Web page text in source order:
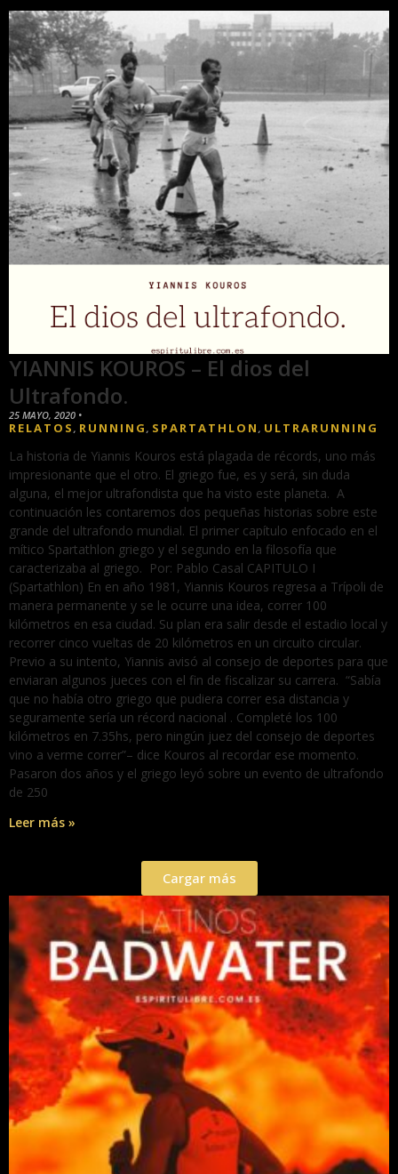
YIANNIS KOUROS – El dios del
Ultrafondo.
25 MAYO, 2020 •
RELATOS , RUNNING , SPARTATHLON , ULTRARUNNING
La historia de Yiannis Kouros está plagada de récords, uno más
impresionante que el otro. El griego fue, es y será, sin duda
alguna, el mejor ultrafondista que ha visto este planeta. A
continuación les contaremos dos pequeñas historias sobre este
grande del ultrafondo mundial. El primer capítulo enfocado en el
mítico Spartathlon griego y el segundo en la filosofía que
caracterizaba al griego. Por: Pablo Casal CAPITULO I
(Spartathlon) En en año 1981, Yiannis Kouros regresa a Trípoli de
manera permanente y se le ocurre una idea, correr 100
kilómetros en esa ciudad. Su plan era salir desde el estadio local y
recorrer cinco vueltas de 20 kilómetros en un circuito circular.
Previo a su intento, Yiannis avisó al consejo de deportes para que
enviaran algunos jueces con el fin de fiscalizar su carrera. “Sabía
que no había otro griego que pudiera correr esa distancia y
seguramente sería un récord nacional . Completé los 100
kilómetros en 7.35hs, pero ningún juez del consejo de deportes
vino a verme correr”– dice Kouros al recordar ese momento.
Pasaron dos años y el griego leyó sobre un evento de ultrafondo
de 250
Leer más »
Cargar más